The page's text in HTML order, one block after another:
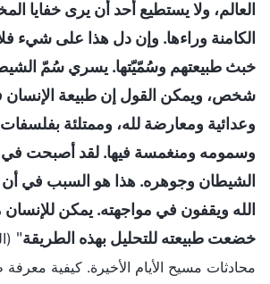
العالم، ولا يستطيع أحد أن يرى خفايا
الكامنة وراءها. وإن دل هذا على شيء
خبث طبيعتهم وسُمّيّتها. يسري سُمّ
شخص، ويمكن القول إن طبيعة
وعدائية ومعارضة لله، وممتلئة
وسمومه ومنغمسة فيها. لقد أصبحت في
الشيطان وجوهره. هذا هو السبب في أن
الله ويقفون في مواجهته. يمكن
خضعت طبيعته للتحليل بهذه الطريقة"
محادثات مسيح الأيام الأخيرة. كيفية معرفة